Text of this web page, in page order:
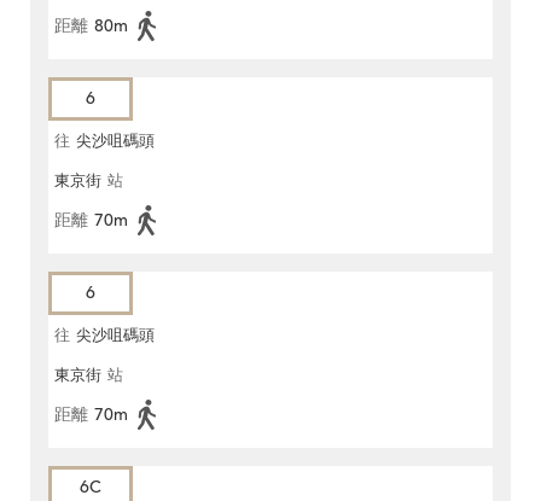
距離 80m
6
往 尖沙咀碼頭
東京街 站
距離 70m
6
往 尖沙咀碼頭
東京街 站
距離 70m
6C